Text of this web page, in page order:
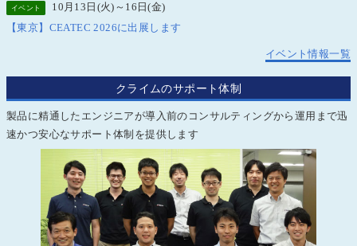
イベント
10月13日(火)～16日(金)
【東京】CEATEC 2026に出展します
イベント情報一覧
クライムのサポート体制
製品に精通したエンジニアが導入前のコンサルティングから運用まで迅
速かつ安心なサポート体制を提供します